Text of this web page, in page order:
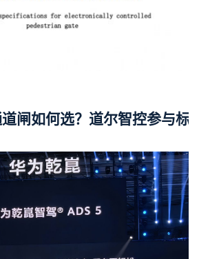
闸如何选？道尔智控参与标